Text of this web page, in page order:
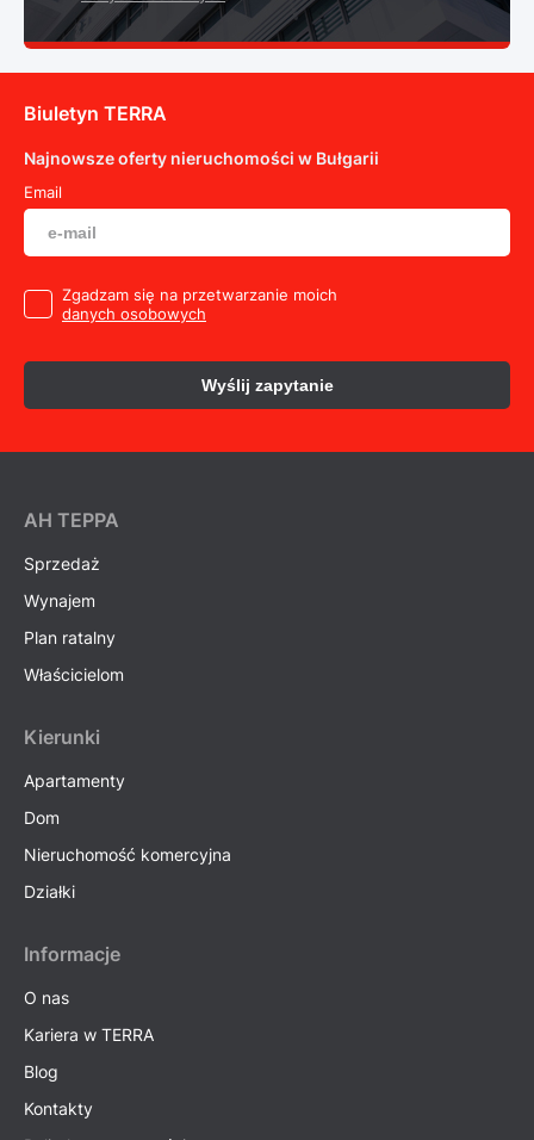
Biuletyn TERRA
Najnowsze oferty nieruchomości w Bułgarii
Email
Zgadzam się na przetwarzanie moich
danych osobowych
Wyślij zapytanie
AH ТEPPA
Sprzedaż
Wynajem
Plan ratalny
Właścicielom
Kierunki
Apartamenty
Dom
Nieruchomość komercyjna
Działki
Informacje
O nas
Kariera w TERRA
Blog
Kontakty